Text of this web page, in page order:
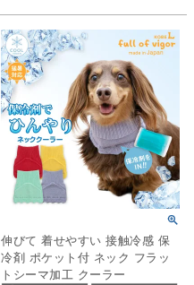
伸びて 着せやすい 接触冷感 保
冷剤 ポケット付 ネック フラッ
トシーマ加工 クーラー